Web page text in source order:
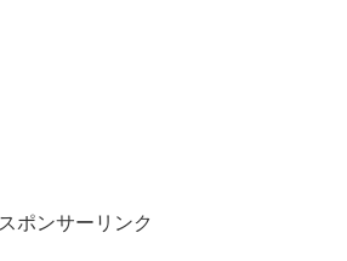
スポンサーリンク